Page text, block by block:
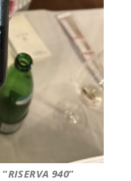
RISERVA 940”